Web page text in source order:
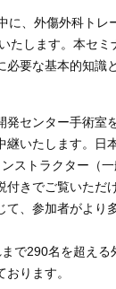
に、外傷外科ト
たします。本セ
必要な基本的知識
センター手術室
いたします。日
ストラクター（
きでご覧いただ
、参加者がより
で290名を超え
ります。